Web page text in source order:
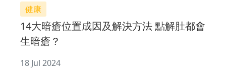
健康
14大暗瘡位置成因及解決方法 點解肚都會
生暗瘡？
18 Jul 2024